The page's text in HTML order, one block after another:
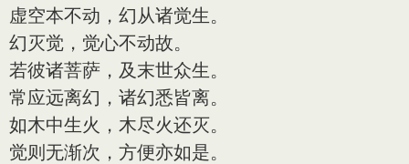
虚空本不动，幻从诸觉生。
幻灭觉，觉心不动故。
若彼诸菩萨，及末世众生。
常应远离幻，诸幻悉皆离。
如木中生火，木尽火还灭。
觉则无渐次，方便亦如是。